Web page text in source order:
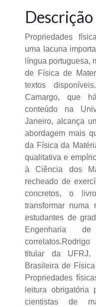
Descrição
Propriedades
uma lacuna
língua portuguesa,
de Física de
textos
Camargo, que
conteúdo na
Janeiro, alcança
abordagem mais
da Física da
qualitativa e
à Ciência dos
recheado de
concretos, o
transformar numa
estudantes de
Engenharia
titular da UFRJ,
Brasileira de
Propriedades
leitura obrigatória
cientistas de